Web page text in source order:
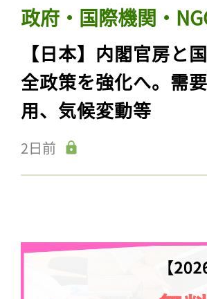
政府・国際機関・
【日本】内閣官房と
全政策を強化へ。需
用、気候変動等
2日前